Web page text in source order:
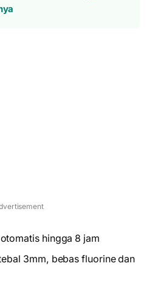
hingga 8 jam
3mm, bebas fluorine dan